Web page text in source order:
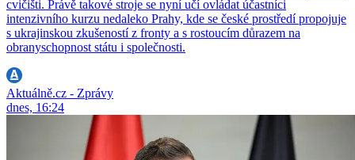
cvičišti. Právě takové stroje se nyní učí ovládat účastníci
intenzivního kurzu nedaleko Prahy, kde se české prostředí propojuje
s ukrajinskou zkušeností z fronty a s rostoucím důrazem na
obranyschopnost státu i společnosti.
Aktuálně.cz - Zprávy
dnes, 16:24